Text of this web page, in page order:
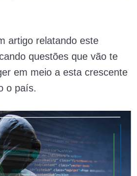
artigo relatando este
questões que vão te
em meio a esta crescente
o país.